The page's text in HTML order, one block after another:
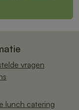
vragen
lunch catering